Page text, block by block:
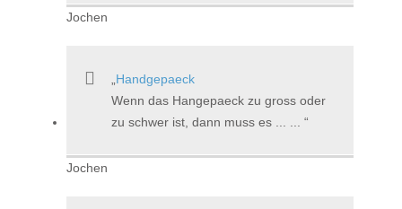
Jochen
Handgepaeck
Wenn das Hangepaeck zu gross oder
zu schwer ist, dann muss es ... ...
Jochen